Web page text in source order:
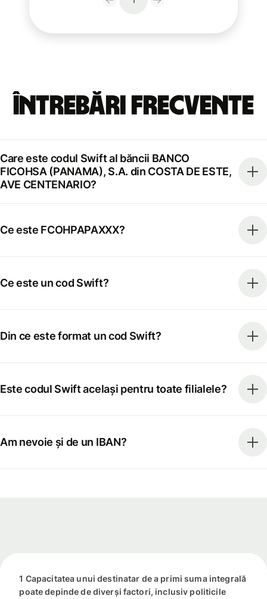
Întrebări frecvente
Care este codul Swift al băncii BANCO
FICOHSA (PANAMA), S.A. din COSTA DE ESTE,
AVE CENTENARIO?
Ce este FCOHPAPAXXX?
Ce este un cod Swift?
Din ce este format un cod Swift?
Este codul Swift același pentru toate filialele?
Am nevoie și de un IBAN?
1 Capacitatea unui destinatar de a primi suma integrală
poate depinde de diverși factori, inclusiv politicile